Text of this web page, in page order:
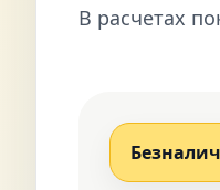
В расчетах